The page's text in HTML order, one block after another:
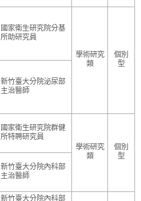
國家衛生研究院分基
所助研究員
學術研究
類
個別
型
新竹臺大分院泌尿部
主治醫師
國家衛生研究院群健
所特聘研究員
學術研究
類
個別
型
新竹臺大分院內科部
主治醫師
新竹臺大分院內科部